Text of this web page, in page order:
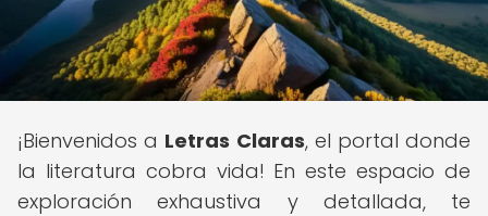
¡Bienvenidos a Letras Claras, el portal donde
la literatura cobra vida! En este espacio de
exploración exhaustiva y detallada, te